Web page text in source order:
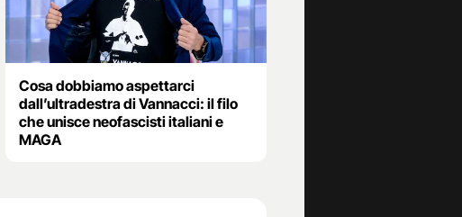
Cosa dobbiamo aspettarci
dall’ultradestra di Vannacci: il filo
che unisce neofascisti italiani e
MAGA